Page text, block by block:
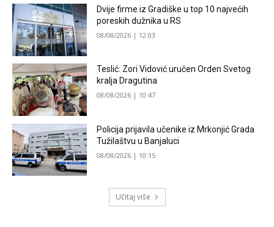
Dvije firme iz Gradiške u top 10 najvećih
poreskih dužnika u RS
08/08/2026 | 12:03
Teslić: Zori Vidović uručen Orden Svetog
kralja Dragutina
08/08/2026 | 10:47
Policija prijavila učenike iz Mrkonjić Grada
Tužilaštvu u Banjaluci
08/08/2026 | 10:15
Učitaj više